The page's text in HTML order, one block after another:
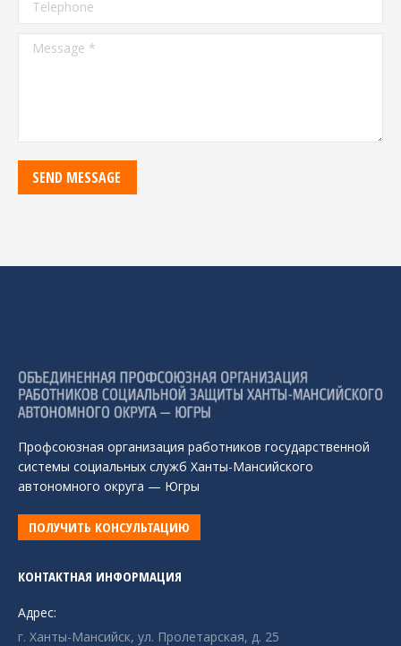
Message *
SEND MESSAGE
Профсоюзная организация работников государственной
системы социальных служб Ханты-Мансийского
автономного округа — Югры
ПОЛУЧИТЬ КОНСУЛЬТАЦИЮ
КОНТАКТНАЯ ИНФОРМАЦИЯ
Адрес:
г. Ханты-Мансийск, ул. Пролетарская, д. 25